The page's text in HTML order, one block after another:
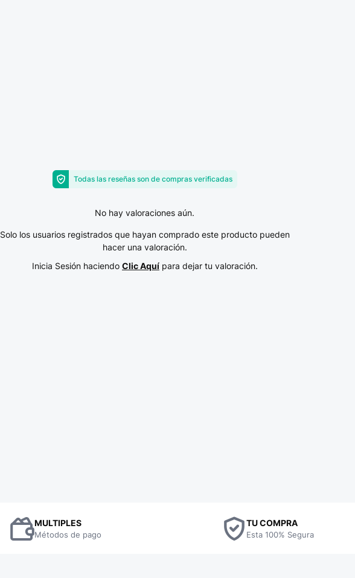
Todas las reseñas son de compras verificadas
No hay valoraciones aún.
Solo los usuarios registrados que hayan comprado este producto pueden
hacer una valoración.
Inicia Sesión haciendo Clic Aquípara dejar tu valoración.
MULTIPLES
Métodos de pago
TU COMPRA
Esta 100% Segura